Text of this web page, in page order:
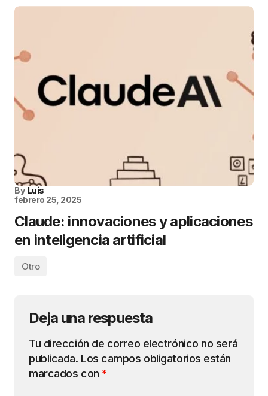
By Luis
febrero 25, 2025
Claude: innovaciones y aplicaciones
en inteligencia artificial
Otro
Deja una respuesta
Tu dirección de correo electrónico no será
publicada. Los campos obligatorios están
marcados con *